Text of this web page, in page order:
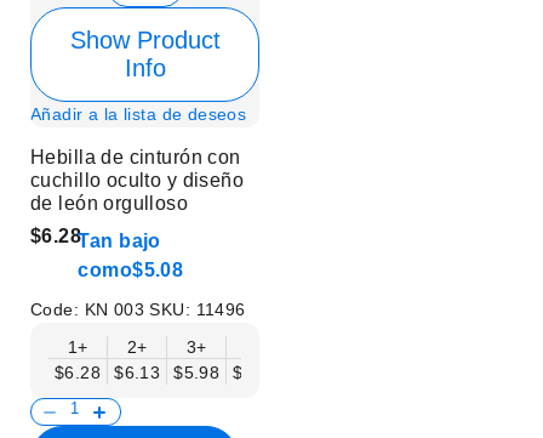
Show Product
Info
Añadir a la lista de deseos
Hebilla de cinturón con
cuchillo oculto y diseño
de león orgulloso
$6.28Tan bajo
como$5.08
Code: KN 003SKU: 11496
1+
$6.28
2+
$6.13
3+
$5.98
$5.83